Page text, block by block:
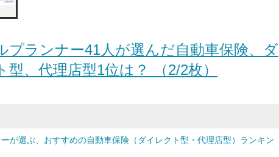
プランナー41人が選んだ自動車保険、ダ
型、代理店型1位は？ （2/2枚）
が選ぶ、おすすめの自動車保険（ダイレクト型・代理店型）ランキン